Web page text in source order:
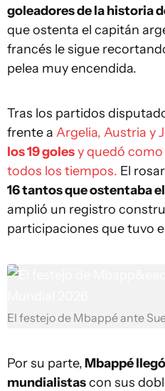
goleadores de la historia
que ostenta el capitán
francés le sigue
pelea muy encendida.
Tras los partidos
frente a Argelia, Austria y
los 19 golesy quedó
todos los tiempos. El
16 tantos que ostentaba
amplió un registro
participaciones que tuvo
El festejo de Mbappé ante
Por su parte, Mbappé
mundialistascon sus